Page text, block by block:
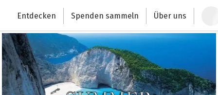
Deutschlands größte Spendenplattform
Entdecken Spenden sammeln Über uns